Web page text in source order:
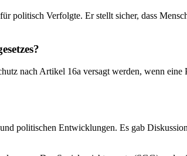
politisch Verfolgte. Er stellt sicher, dass
nach Artikel 16a versagt werden, wenn eine
politischen Entwicklungen. Es gab